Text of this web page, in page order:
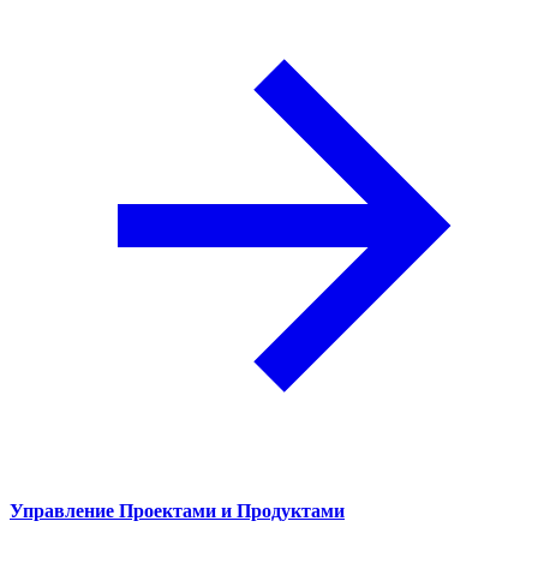
Управление Проектами и Продуктами